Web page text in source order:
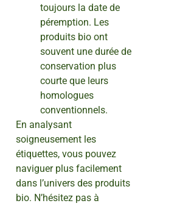
toujours la date de
péremption. Les
produits bio ont
souvent une durée de
conservation plus
courte que leurs
homologues
conventionnels.
En analysant
soigneusement les
étiquettes, vous pouvez
naviguer plus facilement
dans l’univers des produits
bio. N’hésitez pas à